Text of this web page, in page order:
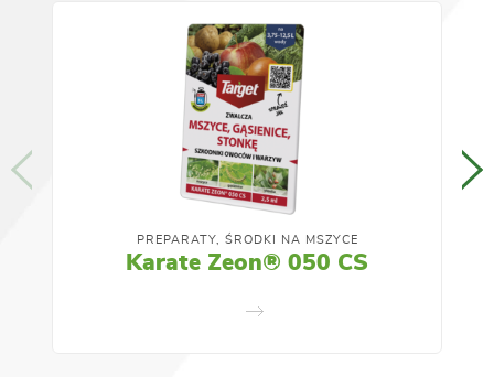
PREPARATY, ŚRODKI NA MSZYCE
Karate Zeon® 050 CS